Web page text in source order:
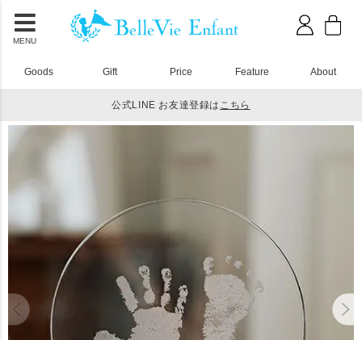
MENU
Goods Gift Price Feature About
公式LINE お友達登録は こちら
手形 足形アートピース アクリルプレート